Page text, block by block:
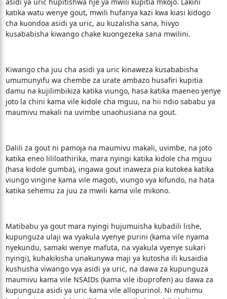
katika watu wenye gout, mwili hufanya kazi kwa kiasi kidogo
cha kuondoa asidi ya uric, au kuzalisha sana, hivyo
kusababisha kiwango chake kuongezeka sana mwilini.
Kiwango cha juu cha asidi ya uric kinaweza kusababisha
umumunyifu wa chembe za urate ambazo husafiri kupitia
damu na kujilimbikiza katika viungo, hasa katika maeneo yenye
joto la chini kama vile kidole cha mguu, na hii ndio sababu ya
maumivu makali na uvimbe unaohusiana na gout.
Dalili za gout ni pamoja na maumivu makali, uvimbe, na joto
katika eneo lililoathirika, mara nyingi katika kidole cha mguu
(hasa kidole gumba), ingawa gout inaweza pia kutokea katika
viungo vingine kama vile magoti, viungo vya kifundo, na hata
katika sehemu za juu za mwili kama vile mikono.
Matibabu ya gout mara nyingi hujumuisha kubadili lishe,
kupunguza ulaji wa vyakula vyenye purini (kama vile nyama
nyekundu, samaki wenye mafuta, na vyakula vyenye sukari
nyingi), kuhakikisha unakunywa maji ya kutosha ili kusaidia
kushusha viwango vya asidi ya uric, na dawa za kupunguza
maumivu kama vile NSAIDs (kama vile ibuprofen) au dawa za
kupunguza asidi ya uric kama vile allopurinol. Ni muhimu